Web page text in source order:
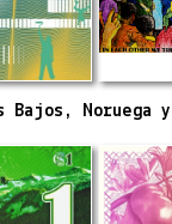
Noruega y